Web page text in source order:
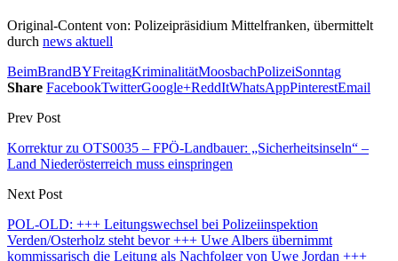
Original-Content von: Polizeipräsidium Mittelfranken, übermittelt
durch news aktuell
BeimBrandBYFreitagKriminalitätMoosbachPolizeiSonntag
Share FacebookTwitterGoogle+ReddItWhatsAppPinterestEmail
Prev Post
Korrektur zu OTS0035 – FPÖ-Landbauer: „Sicherheitsinseln“ –
Land Niederösterreich muss einspringen
Next Post
POL-OLD: +++ Leitungswechsel bei Polizeiinspektion
Verden/Osterholz steht bevor +++ Uwe Albers übernimmt
kommissarisch die Leitung als Nachfolger von Uwe Jordan +++